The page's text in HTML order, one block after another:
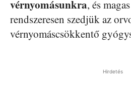
vérnyomásunkra, és
rendszeresen szedjük az
vérnyomáscsökkentő
Hirdetés